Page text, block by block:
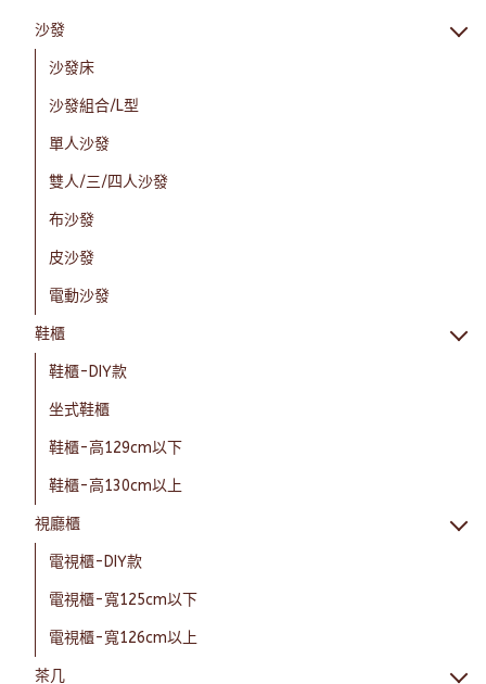
沙發
沙發床
沙發組合/L型
單人沙發
雙人/三/四人沙發
布沙發
皮沙發
電動沙發
鞋櫃
鞋櫃-DIY款
坐式鞋櫃
鞋櫃-高129cm以下
鞋櫃-高130cm以上
視廳櫃
電視櫃-DIY款
電視櫃-寬125cm以下
電視櫃-寬126cm以上
茶几